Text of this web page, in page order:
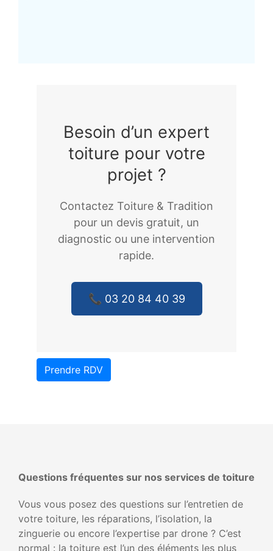
Besoin d’un expert
toiture pour votre
projet ?
Contactez Toiture & Tradition
pour un devis gratuit, un
diagnostic ou une intervention
rapide.
📞 03 20 84 40 39
Prendre RDV
Questions fréquentes sur nos services de toiture
Vous vous posez des questions sur l’entretien de
votre toiture, les réparations, l’isolation, la
zinguerie ou encore l’expertise par drone ? C’est
normal : la toiture est l’un des éléments les plus